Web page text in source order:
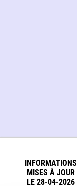
INFORMATIONS
MISES À JOUR
LE 28-04-2026